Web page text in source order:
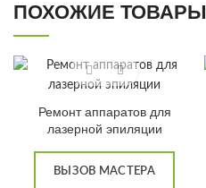
ПОХОЖИЕ ТОВАРЫ
Ремонт аппаратов для
лазерной эпиляции
ВЫЗОВ МАСТЕРА